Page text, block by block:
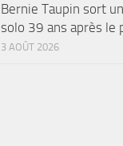
Bernie Taupin sort
solo 39 ans après le
3 AOÛT 2026